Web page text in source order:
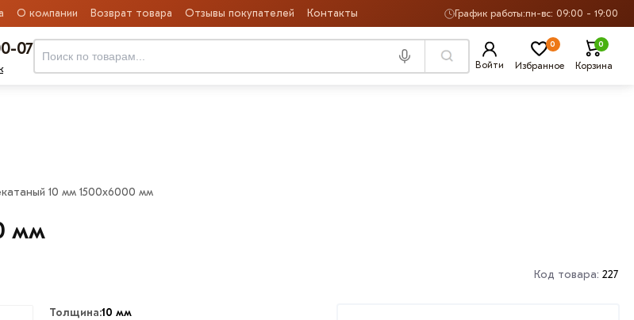
О компании Возврат товара Отзывы покупателей Контакты График работы:пн-вс: 09:00 - 19:00
07
Войти Избранное
0
Корзина
0
10 мм 1500х6000 мм
мм
Код товара: 227
Толщина:10 мм